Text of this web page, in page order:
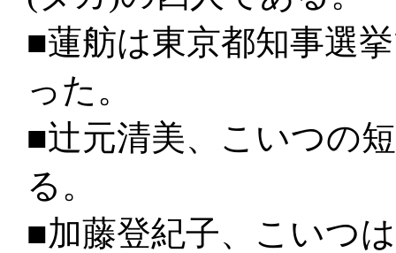
■蓮舫は東京都知事選
った。
■辻元清美、こいつの
る。
■加藤登紀子、こいつ